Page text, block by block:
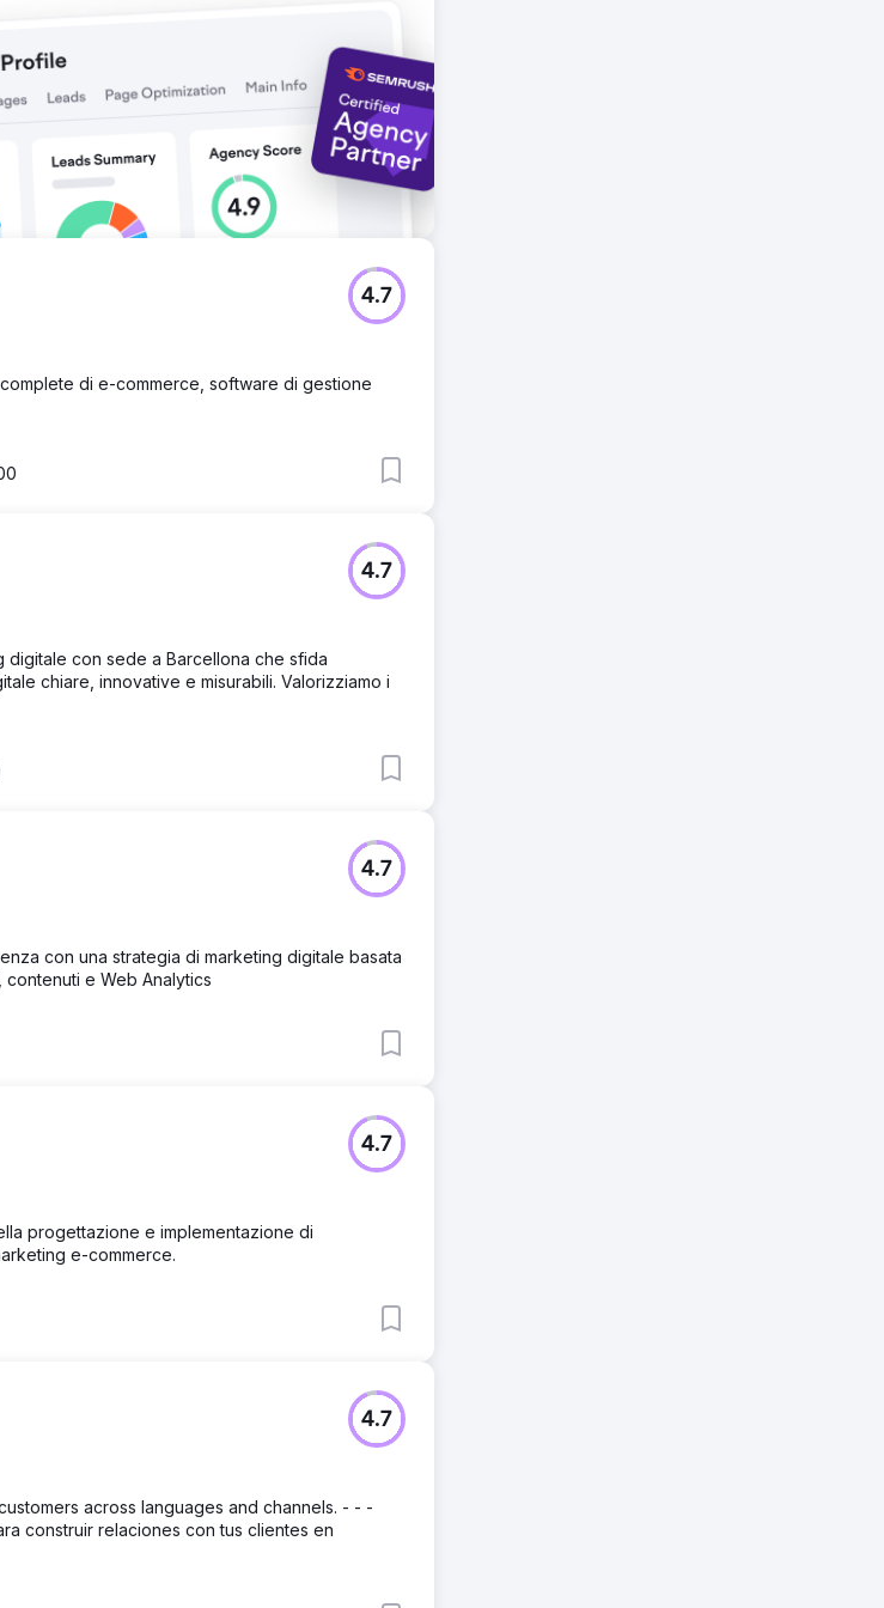
per alcune di queste il sito web del nostro
artificiale di Google, SGE, ha menzionato il
riconosciuto da Google. 4 – Diverse immagini di
4.7
di e-commerce, software di gestione
4.7
digitale con sede a Barcellona che sfida
chiare, innovative e misurabili. Valorizziamo i
4.7
con una strategia di marketing digitale basata
e Web Analytics
4.7
progettazione e implementazione di
e-commerce.
4.7
across languages and channels. - - -
construir relaciones con tus clientes en